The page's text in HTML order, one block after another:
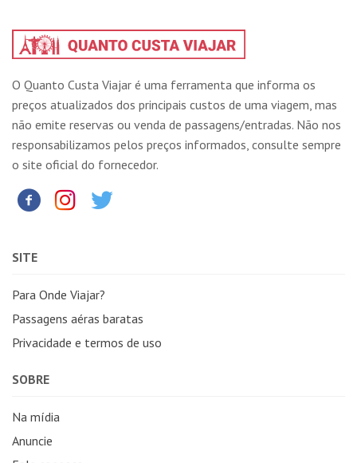
O Quanto Custa Viajar é uma ferramenta que informa os
preços atualizados dos principais custos de uma viagem, mas
não emite reservas ou venda de passagens/entradas. Não nos
responsabilizamos pelos preços informados, consulte sempre
o site oficial do fornecedor.
SITE
Para Onde Viajar?
Passagens aéras baratas
Privacidade e termos de uso
SOBRE
Na mídia
Anuncie